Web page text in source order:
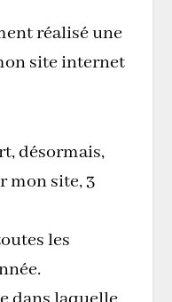
réalisé une
site internet
désormais,
mon site, 3
les